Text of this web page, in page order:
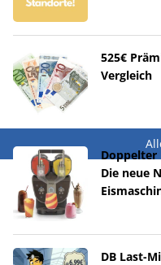
525€
Vergleich
Doppelter
Die neue
DB Last-